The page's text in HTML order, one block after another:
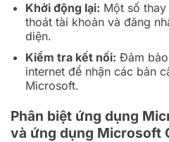
Khởi động lại: Một số
thoát tài khoản và đăng
diện.
Kiểm tra kết nối: Đảm
internet để nhận các bản
Microsoft.
Phân biệt ứng dụng
và ứng dụng Microsoft